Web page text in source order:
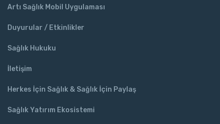
Artı Sağlık Mobil Uygulaması
Duyurular / Etkinlikler
Sağlık Hukuku
İletişim
Herkes İçin Sağlık & Sağlık İçin Paylaş
Sağlık Yatırım Ekosistemi